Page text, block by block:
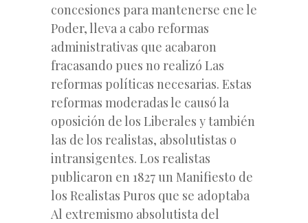
concesiones para mantenerse ene le
Poder, lleva a cabo reformas
administrativas que acabaron
fracasando pues no realizó Las
reformas políticas necesarias. Estas
reformas moderadas le causó la
oposición de los Liberales y también
las de los realistas, absolutistas o
intransigentes. Los realistas
publicaron en 1827 un Manifiesto de
los Realistas Puros que se adoptaba
Al extremismo absolutista del